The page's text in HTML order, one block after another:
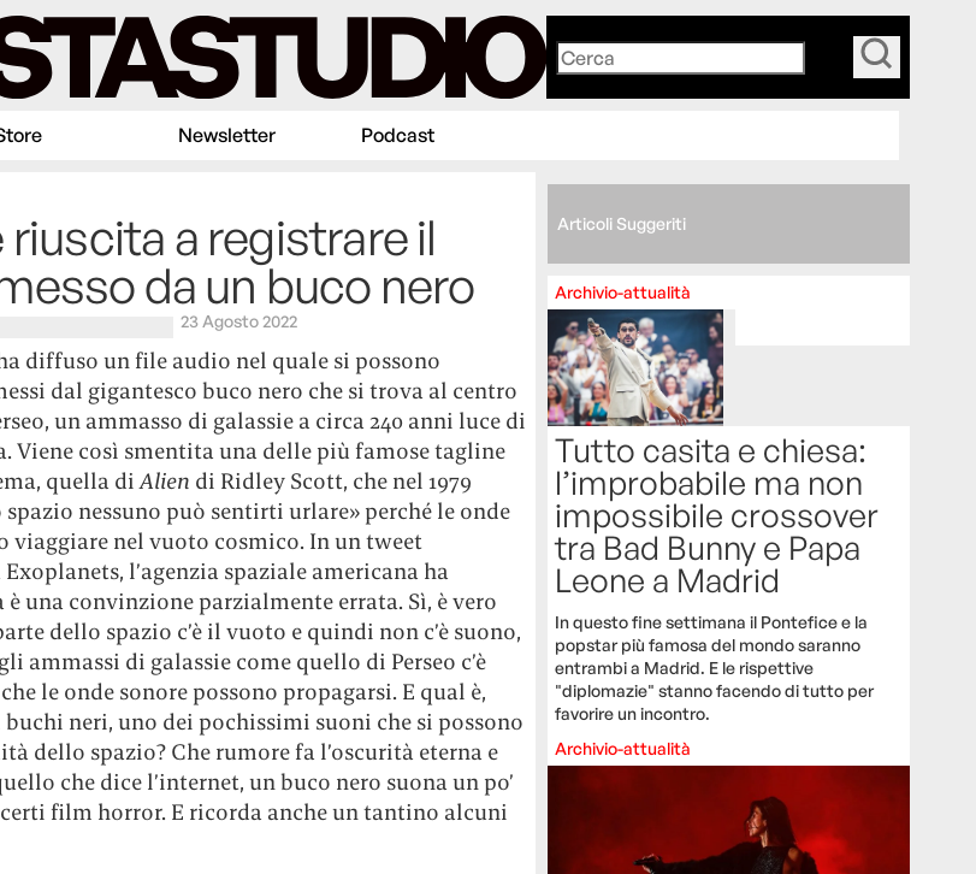
Newsletter Podcast
riuscita a registrare il
da un buco nero
23 Agosto 2022
diffuso un file audio nel quale si possono
dal gigantesco buco nero che si trova al centro
un ammasso di galassie a circa 240 anni luce di
Viene così smentita una delle più famose tagline
quella diAlien di Ridley Scott, che nel 1979
spazio nessuno può sentirti urlare» perché le onde
viaggiare nel vuoto cosmico. In un tweet
l’agenzia spaziale americana ha
è una convinzione parzialmente errata. Sì, è vero
dello spazio c’è il vuoto e quindi non c’è suono,
ammassi di galassie come quello di Perseo c’è
le onde sonore possono propagarsi. E qual è,
neri, uno dei pochissimi suoni che si possono
dello spazio? Che rumore fa l’oscurità eterna e
che dice l’internet, un buco nero suona un po’
film horror. E ricorda anche un tantino alcuni
Articoli Suggeriti
Archivio-attualità
Tutto casita e chiesa:
l’improbabile ma non
impossibile crossover
tra Bad Bunny e Papa
Leone a Madrid
In questo fine settimana il Pontefice e la
popstar più famosa del mondo saranno
entrambi a Madrid. E le rispettive
"diplomazie" stanno facendo di tutto per
favorire un incontro.
Archivio-attualità